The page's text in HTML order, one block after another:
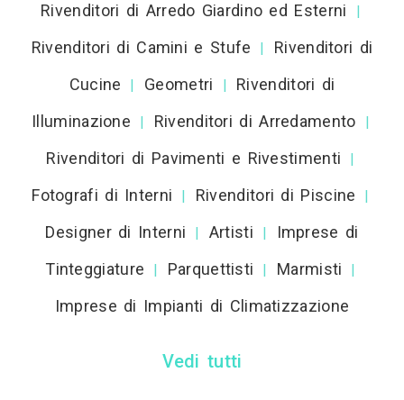
Rivenditori di Arredo Giardino ed Esterni |
Rivenditori di Camini e Stufe |
Rivenditori di
Cucine
| Geometri |
Rivenditori di
Illuminazione
| Rivenditori di Arredamento |
Rivenditori di Pavimenti e Rivestimenti |
Fotografi di Interni | Rivenditori di Piscine |
Designer di Interni | Artisti |
Imprese di
Tinteggiature
| Parquettisti | Marmisti |
Imprese di Impianti di Climatizzazione
Vedi tutti